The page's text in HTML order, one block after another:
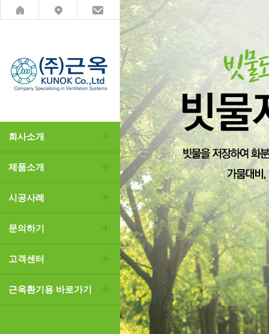
회사소개
제품소개
시공사례
문의하기
고객센터
근옥환기용 바로가기